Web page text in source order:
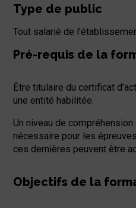
Type de public
Tout salarié de
Pré-requis de la
Être titulaire du certificat
une entité habilitée.
Un niveau de
nécessaire pour les
ces dernières peuvent être
Objectifs de la